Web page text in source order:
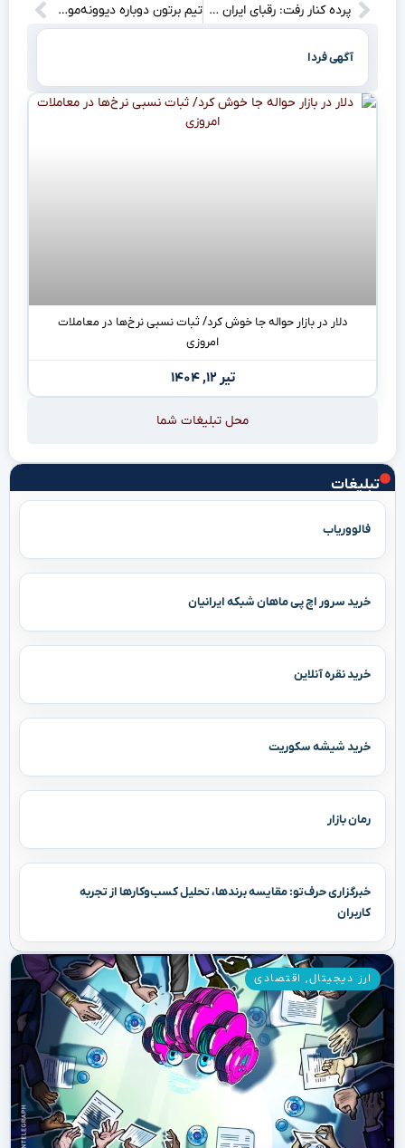
تبلیغات
فالووریاب
خرید سرور اچ پی ماهان شبکه ایرانیان
خرید نقره آنلاین
خرید شیشه سکوریت
رمان بازار
خبرگزاری حرف‌تو: مقایسه برندها، تحلیل کسب‌وکارها از تجربه
کاربران
ارز دیجیتال, اقتصادی
پرده کنار رفت: رقبای ایران در کافا لو رفتند! (منتظر سورپرایز باش)” تیم برتون دوباره دیوونه‌مون می‌کنه: انیمیشنی که خواب از سرتون می‌پرونه!”
آگهی فردا
دلار در بازار حواله جا خوش کرد/ ثبات نسبی نرخ‌ها در معاملات
امروزی
تیر ۱۲, ۱۴۰۴
محل تبلیغات شما